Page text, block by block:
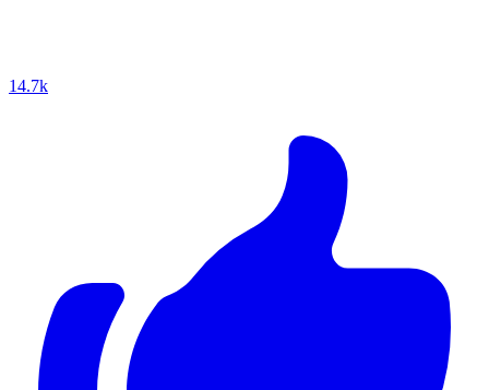
14.7k